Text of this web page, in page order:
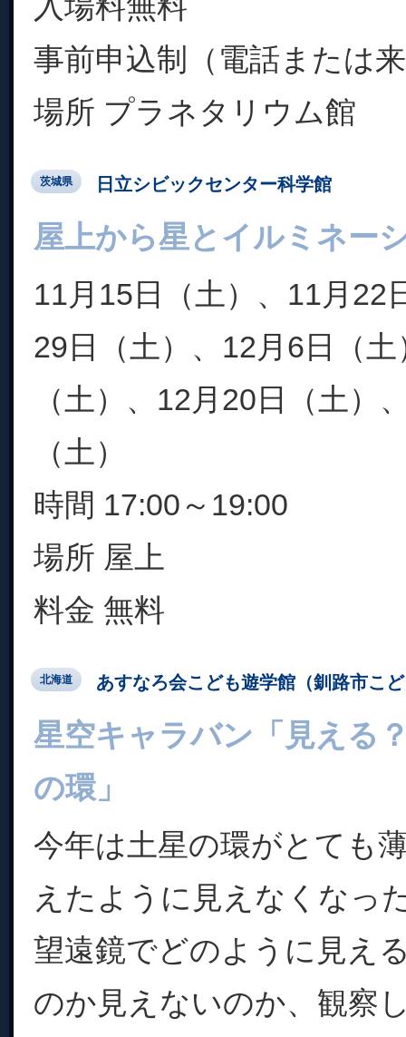
事前申込制（電話または
場所 プラネタリウム館
茨城県 日立シビックセンター科学館
屋上から星とイルミネー
11月15日（土）、11月22
29日（土）、12月6日（
（土）、12月20日（土）
（土）
時間 17:00～19:00
場所 屋上
料金 無料
北海道 あすなろ会こども遊学館（釧路市こ
星空キャラバン「見える
の環」
今年は土星の環がとても
えたように見えなくなっ
望遠鏡でどのように見え
のか見えないのか、観察